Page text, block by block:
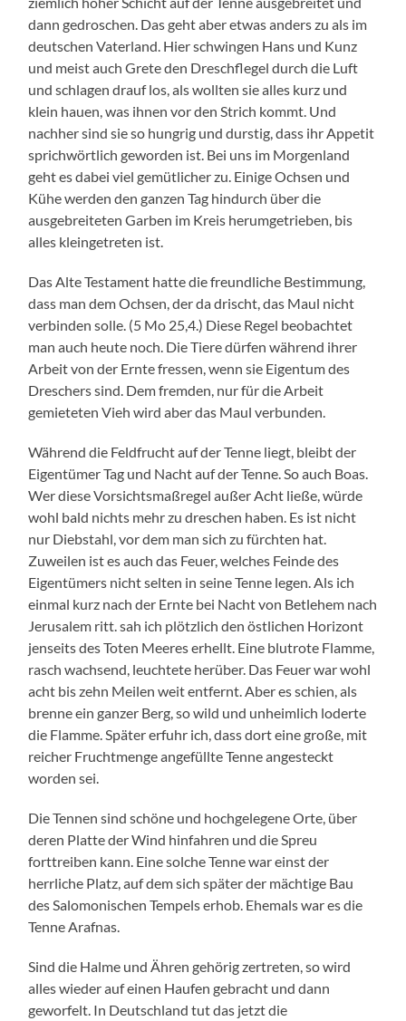
dann gedroschen. Das geht aber etwas anders zu als im
deutschen Vaterland. Hier schwingen Hans und Kunz
und meist auch Grete den Dreschflegel durch die Luft
und schlagen drauf los, als wollten sie alles kurz und
klein hauen, was ihnen vor den Strich kommt. Und
nachher sind sie so hungrig und durstig, dass ihr Appetit
sprichwörtlich geworden ist. Bei uns im Morgenland
geht es dabei viel gemütlicher zu. Einige Ochsen und
Kühe werden den ganzen Tag hindurch über die
ausgebreiteten Garben im Kreis herumgetrieben, bis
alles kleingetreten ist.
Das Alte Testament hatte die freundliche Bestimmung,
dass man dem Ochsen, der da drischt, das Maul nicht
verbinden solle. (5 Mo 25,4.) Diese Regel beobachtet
man auch heute noch. Die Tiere dürfen während ihrer
Arbeit von der Ernte fressen, wenn sie Eigentum des
Dreschers sind. Dem fremden, nur für die Arbeit
gemieteten Vieh wird aber das Maul verbunden.
Während die Feldfrucht auf der Tenne liegt, bleibt der
Eigentümer Tag und Nacht auf der Tenne. So auch Boas.
Wer diese Vorsichtsmaßregel außer Acht ließe, würde
wohl bald nichts mehr zu dreschen haben. Es ist nicht
nur Diebstahl, vor dem man sich zu fürchten hat.
Zuweilen ist es auch das Feuer, welches Feinde des
Eigentümers nicht selten in seine Tenne legen. Als ich
einmal kurz nach der Ernte bei Nacht von Betlehem nach
Jerusalem ritt. sah ich plötzlich den östlichen Horizont
jenseits des Toten Meeres erhellt. Eine blutrote Flamme,
rasch wachsend, leuchtete herüber. Das Feuer war wohl
acht bis zehn Meilen weit entfernt. Aber es schien, als
brenne ein ganzer Berg, so wild und unheimlich loderte
die Flamme. Später erfuhr ich, dass dort eine große, mit
reicher Fruchtmenge angefüllte Tenne angesteckt
worden sei.
Die Tennen sind schöne und hochgelegene Orte, über
deren Platte der Wind hinfahren und die Spreu
forttreiben kann. Eine solche Tenne war einst der
herrliche Platz, auf dem sich später der mächtige Bau
des Salomonischen Tempels erhob. Ehemals war es die
Tenne Arafnas.
Sind die Halme und Ähren gehörig zertreten, so wird
alles wieder auf einen Haufen gebracht und dann
geworfelt. In Deutschland tut das jetzt die